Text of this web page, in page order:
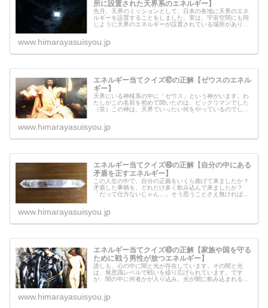
所に設置された天界系のエネルギー】
先月、天界のミッションとして、日本の各地に天界のエネ
ルギーを設置することをしました。実は、宇宙空間にも同
じように天界のエネルギーが設置されている場所がありま
www.himarayasuisyou.jp
エネルギー当てクイズ㊼の正解【ゼウスのエネル
ギー】
天界にいる神様系の中に「ゼウス」という神がいます。わ
たしがこの名前を初めて聞いたのは、ビックリマンでした
（笑）この神は、天界でいったい何をやっているのでしょ
www.himarayasuisyou.jp
エネルギー当てクイズ㊻の正解【自分の中にある
矛盾を正すエネルギー】
この人生の中で、自分の正義をいくら曲げて来ましたか？
矛盾した事柄を、どれだけ多く飲み込んで来ましたか？
「だって仕方ないじゃん…」そう思うことさえ無ければ、
www.himarayasuisyou.jp
エネルギー当てクイズ㊺の正解【家族や国を守る
ために戦う男性が放つエネルギー】
誰しも、心の中に闇と光が存在しています。その闇と光
は、無意識レベルで戦いを繰り広げられています。です
が、闇の中に何者かが入り込み、光が闇に飲み込まれるこ
www.himarayasuisyou.jp